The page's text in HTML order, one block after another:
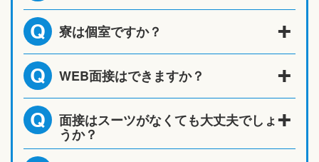
Q 寮は個室ですか？
Q WEB面接はできますか？
Q 面接はスーツがなくても大丈夫でしょ
うか？